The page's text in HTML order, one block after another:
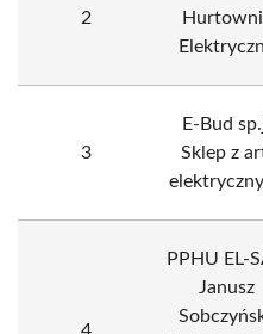
2
3
E-Bud
Sklep z
PPHU EL-
Janusz